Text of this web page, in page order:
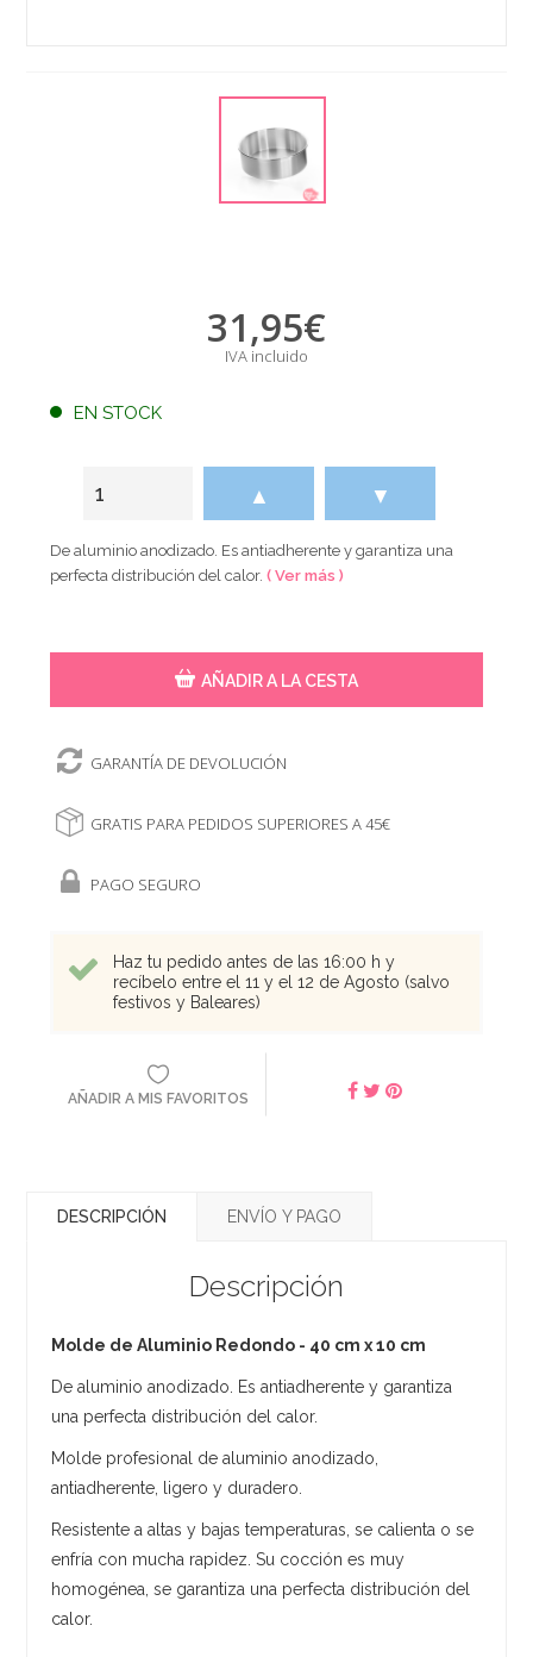
31,95€
IVA incluido
EN STOCK
▲ ▼
De aluminio anodizado. Es antiadherente y garantiza una
perfecta distribución del calor.( Ver más )
AÑADIR A LA CESTA
GARANTÍA DE DEVOLUCIÓN
GRATIS PARA PEDIDOS SUPERIORES A 45€
PAGO SEGURO
Haz tu pedido antes de las 16:00 h y
recíbelo entre el 11 y el 12 de Agosto (salvo
festivos y Baleares)
AÑADIR A MIS FAVORITOS
DESCRIPCIÓN ENVÍO Y PAGO
Descripción
Molde de Aluminio Redondo - 40 cm x 10 cm
De aluminio anodizado. Es antiadherente y garantiza
una perfecta distribución del calor.
Molde profesional de aluminio anodizado,
antiadherente, ligero y duradero.
Resistente a altas y bajas temperaturas, se calienta o se
enfría con mucha rapidez. Su cocción es muy
homogénea, se garantiza una perfecta distribución del
calor.